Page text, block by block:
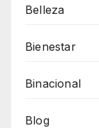
Belleza
Bienestar
Binacional
Blog